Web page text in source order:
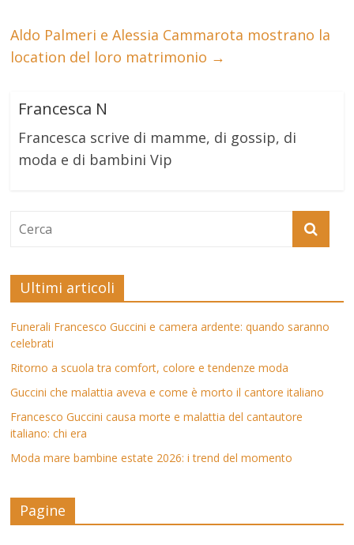
Aldo Palmeri e Alessia Cammarota mostrano la
location del loro matrimonio →
Francesca N
Francesca scrive di mamme, di gossip, di
moda e di bambini Vip
Ultimi articoli
Funerali Francesco Guccini e camera ardente: quando saranno
celebrati
Ritorno a scuola tra comfort, colore e tendenze moda
Guccini che malattia aveva e come è morto il cantore italiano
Francesco Guccini causa morte e malattia del cantautore
italiano: chi era
Moda mare bambine estate 2026: i trend del momento
Pagine